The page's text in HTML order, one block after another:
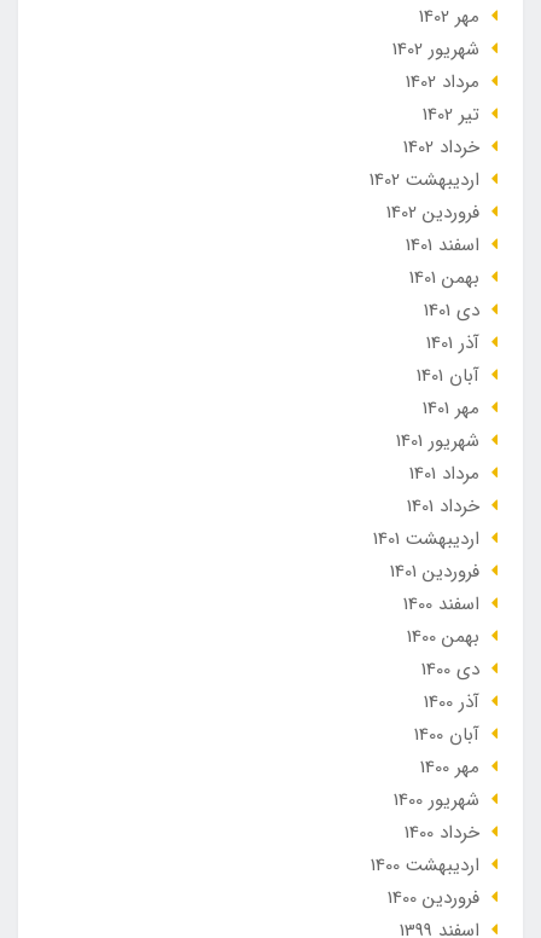
مهر 1402
شهریور 1402
مرداد 1402
تير 1402
خرداد 1402
ارديبهشت 1402
فروردین 1402
اسفند 1401
بهمن 1401
دی 1401
آذر 1401
آبان 1401
مهر 1401
شهریور 1401
مرداد 1401
خرداد 1401
ارديبهشت 1401
فروردین 1401
اسفند 1400
بهمن 1400
دی 1400
آذر 1400
آبان 1400
مهر 1400
شهریور 1400
خرداد 1400
ارديبهشت 1400
فروردین 1400
اسفند 1399